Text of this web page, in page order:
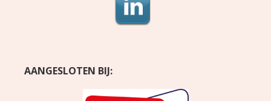
AANGESLOTEN BIJ: